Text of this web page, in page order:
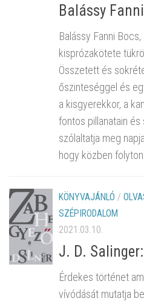
Balássy
Balássy Fanni
kisprózakötete
Összetett és
őszinteséggel és
a kisgyerekkor, a
fontos pillanatain
szólaltatja meg
hogy közben
KÖNYVAJÁNLÓ /
SZÉPIRODALOM
2021.03.10.
J. D.
Érdekes történet
vívódását mutatja